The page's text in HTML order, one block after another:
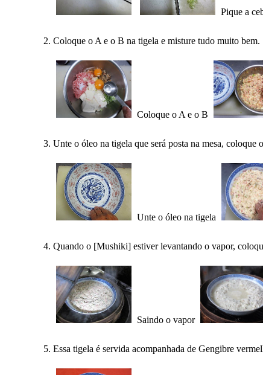
Pique a
Coloque o A e o B na tigela e misture tudo muito bem.
Coloque o A e o B
Unte o óleo na tigela que será posta na mesa, coloque
Unte o óleo na tigela
Quando o [Mushiki] estiver levantando o vapor,
Saindo o vapor
Essa tigela é servida acompanhada de Gengibre